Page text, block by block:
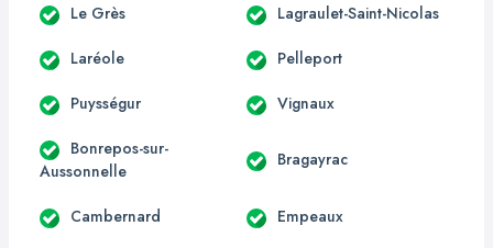
Le Grès Lagraulet-Saint-Nicolas
Laréole Pelleport
Puysségur Vignaux
Bonrepos-sur-
Aussonnelle
Bragayrac
Cambernard Empeaux